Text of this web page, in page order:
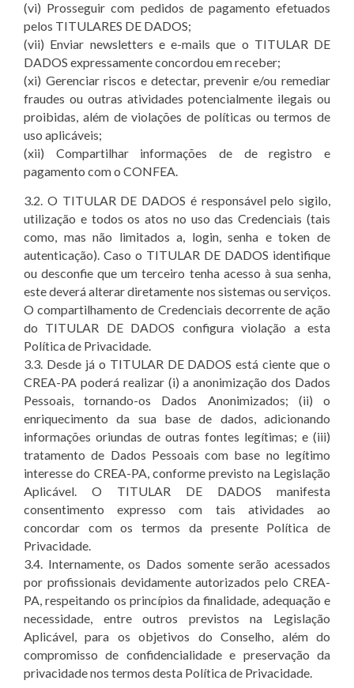
(vi) Prosseguir com pedidos de pagamento efetuados
pelos TITULARES DE DADOS;
(vii) Enviar newsletters e e-mails que o TITULAR DE
DADOS expressamente concordou em receber;
(xi) Gerenciar riscos e detectar, prevenir e/ou remediar
fraudes ou outras atividades potencialmente ilegais ou
proibidas, além de violações de políticas ou termos de
uso aplicáveis;
(xii) Compartilhar informações de de registro e
pagamento com o CONFEA.
3.2. O TITULAR DE DADOS é responsável pelo sigilo,
utilização e todos os atos no uso das Credenciais (tais
como, mas não limitados a, login, senha e token de
autenticação). Caso o TITULAR DE DADOS identifique
ou desconfie que um terceiro tenha acesso à sua senha,
este deverá alterar diretamente nos sistemas ou serviços.
O compartilhamento de Credenciais decorrente de ação
do TITULAR DE DADOS configura violação a esta
Política de Privacidade.
3.3. Desde já o TITULAR DE DADOS está ciente que o
CREA-PA poderá realizar (i) a anonimização dos Dados
Pessoais, tornando-os Dados Anonimizados; (ii) o
enriquecimento da sua base de dados, adicionando
informações oriundas de outras fontes legítimas; e (iii)
tratamento de Dados Pessoais com base no legítimo
interesse do CREA-PA, conforme previsto na Legislação
Aplicável. O TITULAR DE DADOS manifesta
consentimento expresso com tais atividades ao
concordar com os termos da presente Política de
Privacidade.
3.4. Internamente, os Dados somente serão acessados
por profissionais devidamente autorizados pelo CREA-
PA, respeitando os princípios da finalidade, adequação e
necessidade, entre outros previstos na Legislação
Aplicável, para os objetivos do Conselho, além do
compromisso de confidencialidade e preservação da
privacidade nos termos desta Política de Privacidade.